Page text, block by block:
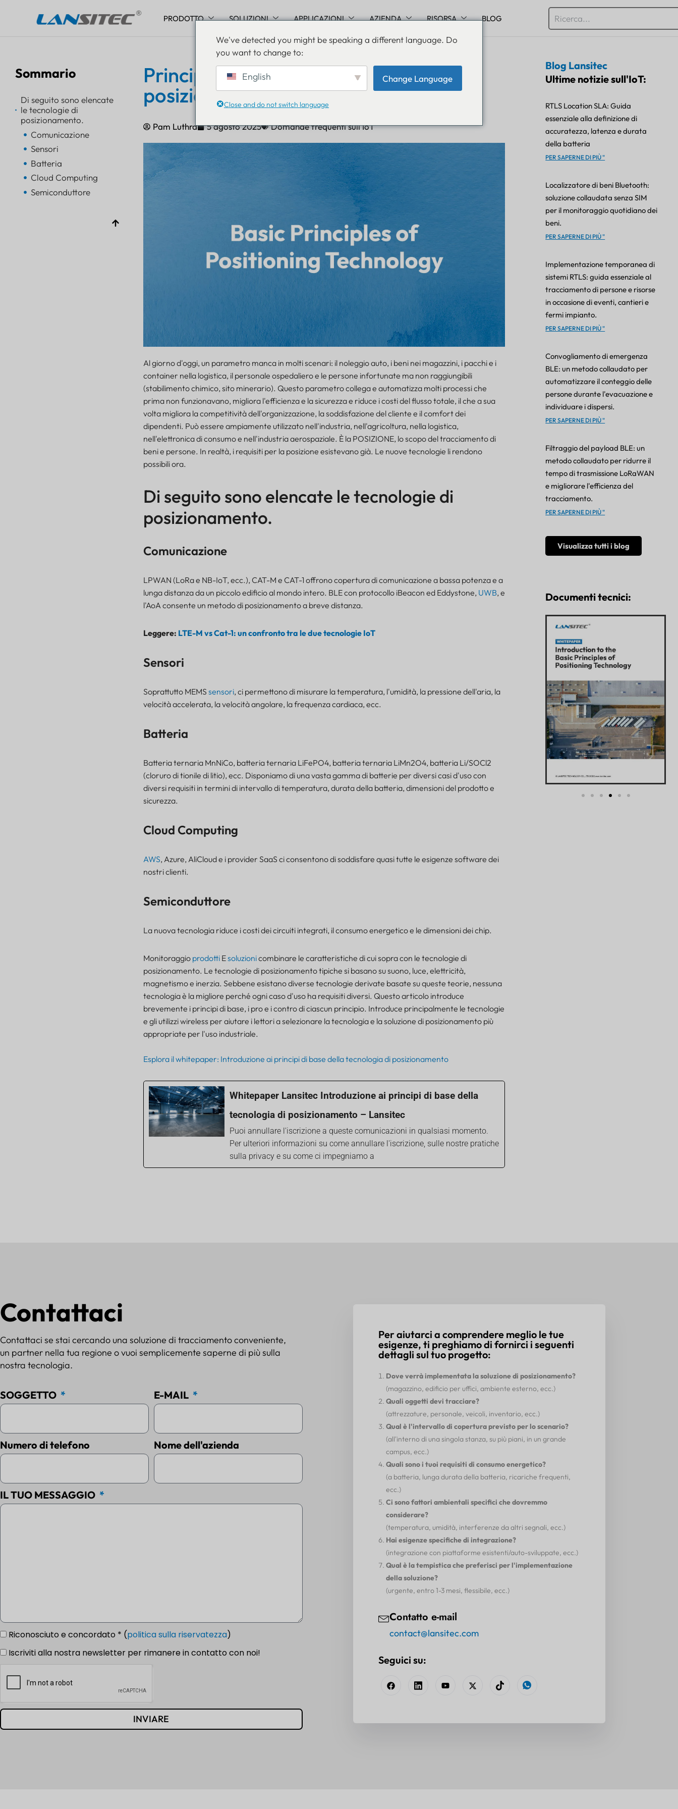
PRODOTTO SOLUZIONI APPLICAZIONI AZIENDA RISORSA BLOG
Sommario
Di seguito sono elencate
le tecnologie di
posizionamento.
Comunicazione
Sensori
Batteria
Cloud Computing
Semiconduttore
Principi di base della tecnologia di
posizionamento
Pam Luthra 5 agosto 2025 Domande frequenti sull'IoT
Al giorno d'oggi, un parametro manca in molti scenari: il noleggio auto, i beni nei magazzini, i pacchi e i
container nella logistica, il personale ospedaliero e le persone infortunate ma non raggiungibili
(stabilimento chimico, sito minerario). Questo parametro collega e automatizza molti processi che
prima non funzionavano, migliora l'efficienza e la sicurezza e riduce i costi del flusso totale, il che a sua
volta migliora la competitività dell'organizzazione, la soddisfazione del cliente e il comfort dei
dipendenti. Può essere ampiamente utilizzato nell'industria, nell'agricoltura, nella logistica,
nell'elettronica di consumo e nell'industria aerospaziale. È la POSIZIONE, lo scopo del tracciamento di
beni e persone. In realtà, i requisiti per la posizione esistevano già. Le nuove tecnologie li rendono
possibili ora.
Di seguito sono elencate le tecnologie di
posizionamento.
Comunicazione
LPWAN (LoRa e NB-IoT, ecc.), CAT-M e CAT-1 offrono copertura di comunicazione a bassa potenza e a
lunga distanza da un piccolo edificio al mondo intero. BLE con protocollo iBeacon ed Eddystone, UWB, e
l'AoA consente un metodo di posizionamento a breve distanza.
Leggere: LTE-M vs Cat-1: un confronto tra le due tecnologie IoT
Sensori
Soprattutto MEMS sensori, ci permettono di misurare la temperatura, l'umidità, la pressione dell'aria, la
velocità accelerata, la velocità angolare, la frequenza cardiaca, ecc.
Batteria
Batteria ternaria MnNiCo, batteria ternaria LiFePO4, batteria ternaria LiMn2O4, batteria Li/SOCl2
(cloruro di tionile di litio), ecc. Disponiamo di una vasta gamma di batterie per diversi casi d'uso con
diversi requisiti in termini di intervallo di temperatura, durata della batteria, dimensioni del prodotto e
sicurezza.
Cloud Computing
AWS, Azure, AliCloud e i provider SaaS ci consentono di soddisfare quasi tutte le esigenze software dei
nostri clienti.
Semiconduttore
La nuova tecnologia riduce i costi dei circuiti integrati, il consumo energetico e le dimensioni dei chip.
Monitoraggio prodottiEsoluzionicombinare le caratteristiche di cui sopra con le tecnologie di
posizionamento. Le tecnologie di posizionamento tipiche si basano su suono, luce, elettricità,
magnetismo e inerzia. Sebbene esistano diverse tecnologie derivate basate su queste teorie, nessuna
tecnologia è la migliore perché ogni caso d'uso ha requisiti diversi. Questo articolo introduce
brevemente i principi di base, i pro e i contro di ciascun principio. Introduce principalmente le tecnologie
e gli utilizzi wireless per aiutare i lettori a selezionare la tecnologia e la soluzione di posizionamento più
appropriate per l'uso industriale.
Esplora il whitepaper: Introduzione ai principi di base della tecnologia di posizionamento
Whitepaper Lansitec Introduzione ai principi di base della
tecnologia di posizionamento – Lansitec
Puoi annullare l'iscrizione a queste comunicazioni in qualsiasi momento.
Per ulteriori informazioni su come annullare l'iscrizione, sulle nostre pratiche
sulla privacy e su come ci impegniamo a
Blog Lansitec
Ultime notizie sull'IoT:
RTLS Location SLA: Guida
essenziale alla definizione di
accuratezza, latenza e durata
della batteria
PER SAPERNE DI PIÙ "
Localizzatore di beni Bluetooth:
soluzione collaudata senza SIM
per il monitoraggio quotidiano dei
beni.
PER SAPERNE DI PIÙ "
Implementazione temporanea di
sistemi RTLS: guida essenziale al
tracciamento di persone e risorse
in occasione di eventi, cantieri e
fermi impianto.
PER SAPERNE DI PIÙ "
Convogliamento di emergenza
BLE: un metodo collaudato per
automatizzare il conteggio delle
persone durante l'evacuazione e
individuare i dispersi.
PER SAPERNE DI PIÙ "
Filtraggio del payload BLE: un
metodo collaudato per ridurre il
tempo di trasmissione LoRaWAN
e migliorare l'efficienza del
tracciamento.
PER SAPERNE DI PIÙ "
Visualizza tutti i blog
Documenti tecnici:
Contattaci
Contattaci se stai cercando una soluzione di tracciamento conveniente,
un partner nella tua regione o vuoi semplicemente saperne di più sulla
nostra tecnologia.
SOGGETTO E-MAIL
Numero di telefono Nome dell'azienda
IL TUO MESSAGGIO
Riconosciuto e concordato * (politica sulla riservatezza)
Iscriviti alla nostra newsletter per rimanere in contatto con noi!
INVIARE
Per aiutarci a comprendere meglio le tue
esigenze, ti preghiamo di fornirci i seguenti
dettagli sul tuo progetto:
Dove verrà implementata la soluzione di posizionamento?
(magazzino, edificio per uffici, ambiente esterno, ecc.)
Quali oggetti devi tracciare?
(attrezzature, personale, veicoli, inventario, ecc.)
Qual è l'intervallo di copertura previsto per lo scenario?
(all'interno di una singola stanza, su più piani, in un grande
campus, ecc.)
Quali sono i tuoi requisiti di consumo energetico?
(a batteria, lunga durata della batteria, ricariche frequenti,
ecc.)
Ci sono fattori ambientali specifici che dovremmo
considerare?
(temperatura, umidità, interferenze da altri segnali, ecc.)
Hai esigenze specifiche di integrazione?
(integrazione con piattaforme esistenti/auto-sviluppate, ecc.)
Qual è la tempistica che preferisci per l'implementazione
della soluzione?
(urgente, entro 1-3 mesi, flessibile, ecc.)
Contatto e-mail
contact@lansitec.com
Seguici su:
We've detected you might be speaking a different language. Do
you want to change to:
English Change Language
Close and do not switch language